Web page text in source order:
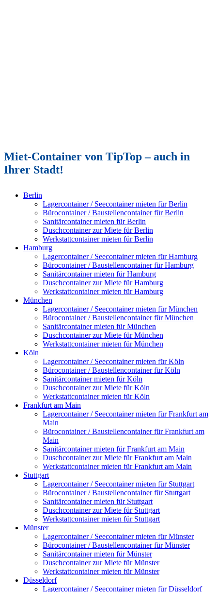
Miet-Container von TipTop – auch in
Ihrer Stadt!
Berlin
Lagercontainer / Seecontainer mieten für Berlin
Bürocontainer / Baustellencontainer für Berlin
Sanitärcontainer mieten für Berlin
Duschcontainer zur Miete für Berlin
Werkstattcontainer mieten für Berlin
Hamburg
Lagercontainer / Seecontainer mieten für Hamburg
Bürocontainer / Baustellencontainer für Hamburg
Sanitärcontainer mieten für Hamburg
Duschcontainer zur Miete für Hamburg
Werkstattcontainer mieten für Hamburg
München
Lagercontainer / Seecontainer mieten für München
Bürocontainer / Baustellencontainer für München
Sanitärcontainer mieten für München
Duschcontainer zur Miete für München
Werkstattcontainer mieten für München
Köln
Lagercontainer / Seecontainer mieten für Köln
Bürocontainer / Baustellencontainer für Köln
Sanitärcontainer mieten für Köln
Duschcontainer zur Miete für Köln
Werkstattcontainer mieten für Köln
Frankfurt am Main
Lagercontainer / Seecontainer mieten für Frankfurt am
Main
Bürocontainer / Baustellencontainer für Frankfurt am
Main
Sanitärcontainer mieten für Frankfurt am Main
Duschcontainer zur Miete für Frankfurt am Main
Werkstattcontainer mieten für Frankfurt am Main
Stuttgart
Lagercontainer / Seecontainer mieten für Stuttgart
Bürocontainer / Baustellencontainer für Stuttgart
Sanitärcontainer mieten für Stuttgart
Duschcontainer zur Miete für Stuttgart
Werkstattcontainer mieten für Stuttgart
Münster
Lagercontainer / Seecontainer mieten für Münster
Bürocontainer / Baustellencontainer für Münster
Sanitärcontainer mieten für Münster
Duschcontainer zur Miete für Münster
Werkstattcontainer mieten für Münster
Düsseldorf
Lagercontainer / Seecontainer mieten für Düsseldorf